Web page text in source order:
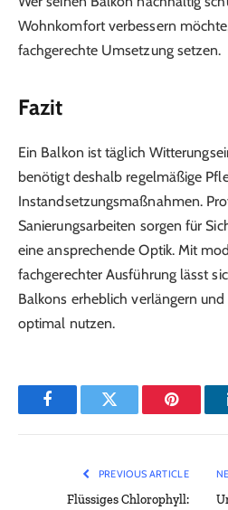
Wohnkomfort verbessern
fachgerechte Umsetzung setzen.
Fazit
Ein Balkon ist täglich
benötigt deshalb regelmäßige
Instandsetzungsmaßnahmen.
Sanierungsarbeiten sorgen für
eine ansprechende Optik. Mit
fachgerechter Ausführung lässt
Balkons erheblich verlängern
optimal nutzen.
FacebookTwitter Pinterest
PREVIOUS ARTICLE
Flüssiges Chlorophyll: